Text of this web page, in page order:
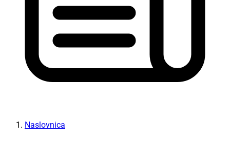
Naslovnica